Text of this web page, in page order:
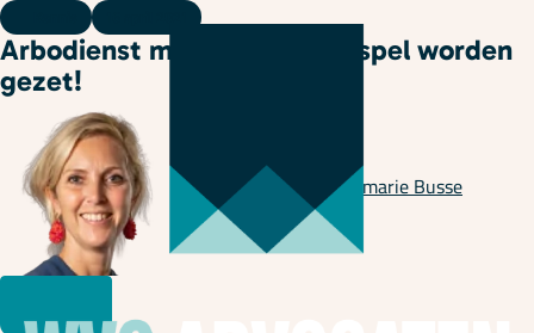
Arbodienst mag niet buiten spel worden
gezet!
Geschreven door Annemarie Busse